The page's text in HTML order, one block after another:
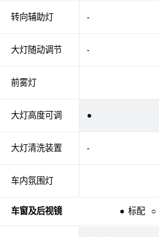
转向辅助灯
大灯随动调节
前雾灯
大灯高度可调
大灯清洗装置
车内氛围灯
车窗及后视镜 ● 标配 ○
-
-
●
-